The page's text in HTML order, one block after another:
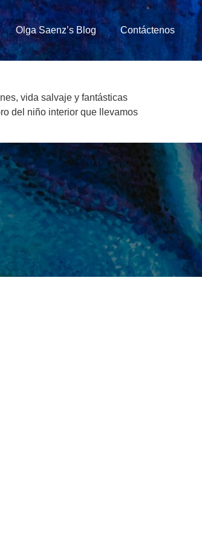
Olga Saenz’s Blog Contáctenos
vida salvaje y fantásticas
del niño interior que llevamos